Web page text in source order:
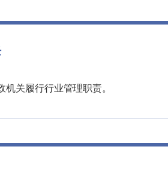
机关履行行业管理职责。